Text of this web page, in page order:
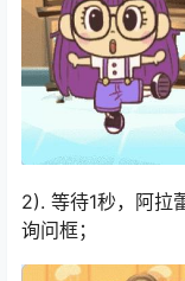
2). 等待1秒，阿拉
询问框；